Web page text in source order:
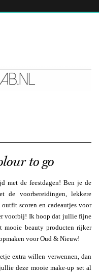
to go
met de feestdagen! Ben je de
de voorbereidingen, lekkere
outfit scoren en cadeautjes voor
voorbij! Ik hoop dat jullie fijne
mooie beauty producten rijker
voor Oud & Nieuw!
extra willen verwennen, dan
deze mooie make-up set al